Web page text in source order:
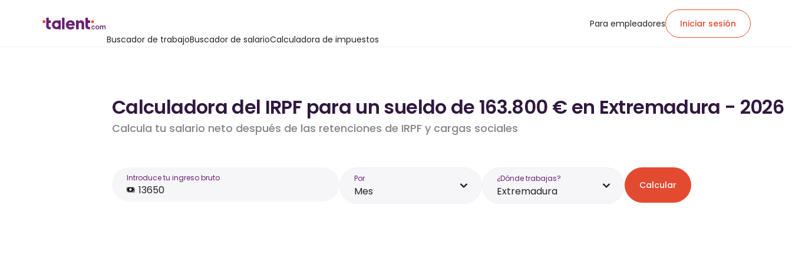
Buscador de trabajoBuscador de salarioCalculadora de impuestos
Para empleadores Iniciar sesión
Calculadora del IRPF para un sueldo de 163.800 € en Extremadura - 2026
Calcula tu salario neto después de las retenciones de IRPF y cargas sociales
Introduce tu ingreso bruto Por
Mes
¿Dónde trabajas?
Extremadura Calcular